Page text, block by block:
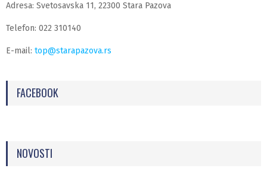
Adresa: Svetosavska 11, 22300 Stara Pazova
Telefon: 022 310140
E-mail: top@starapazova.rs
FACEBOOK
NOVOSTI